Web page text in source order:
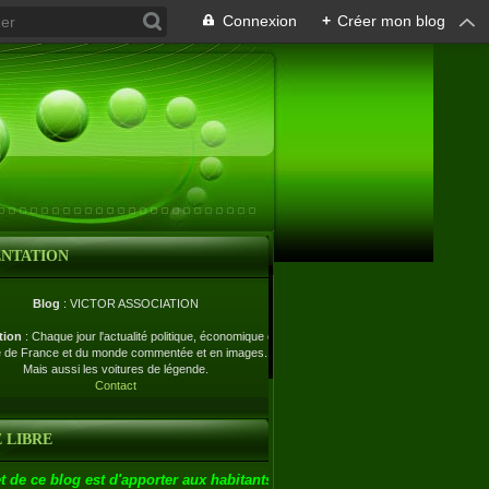
Connexion + Créer mon blog
Blog : VICTOR ASSOCIATION
: Chaque jour l'actualité politique, économique et
de France et du monde commentée et en images.
Mais aussi les voitures de légende.
Contact
LIBRE
de ce blog est d'apporter aux habitants